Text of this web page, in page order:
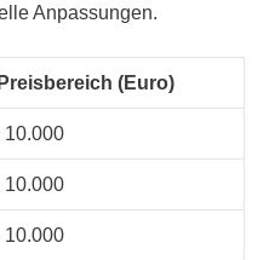
Anpassungen.
Preisbereich (Euro)
10.000
10.000
10.000